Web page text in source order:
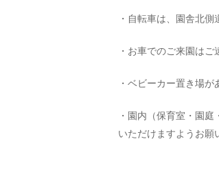
・自転車は、園舎北側
・お車でのご来園は
・ベビーカー置き場が
・園内（保育室・園
いただけますようお願